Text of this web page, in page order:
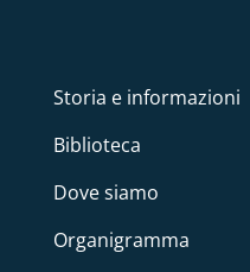
Storia e informazioni
Biblioteca
Dove siamo
Organigramma